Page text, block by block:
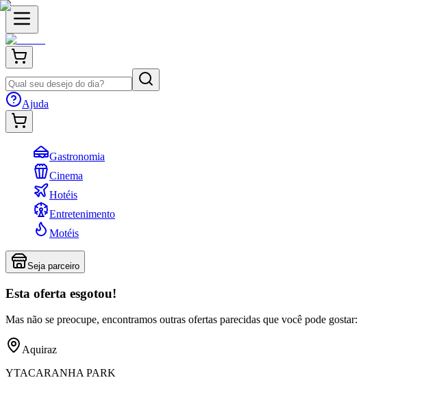
Ajuda
Gastronomia
Cinema
Hotéis
Entretenimento
Motéis
Seja parceiro
Esta oferta esgotou!
Mas não se preocupe, encontramos outras ofertas parecidas que você pode gostar:
Aquiraz
YTACARANHA PARK